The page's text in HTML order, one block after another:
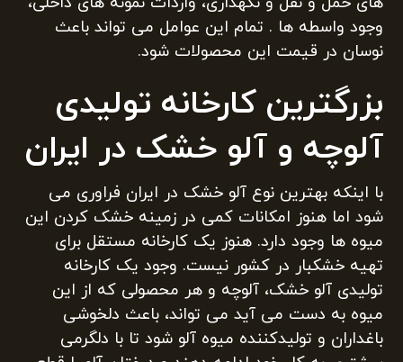
وجود واسطه ها . تمام این عوامل می تواند باعث
نوسان در قیمت این محصولات شود.
بزرگترین کارخانه تولیدی
آلوچه و آلو خشک در ایران
با اینکه بهترین نوع آلو خشک در ایران فراوری می
شود اما هنوز امکانات کمی در زمینه خشک کردن این
میوه ها وجود دارد. هنوز یک کارخانه مستقل برای
تهیه خشکبار در کشور نیست. وجود یک کارخانه
تولیدی آلو خشک، آلوچه و هر محصولی که از این
میوه به دست می آید می تواند، باعث دلخوشی
باغداران و تولیدکننده میوه آلو شود تا با دلگرمی